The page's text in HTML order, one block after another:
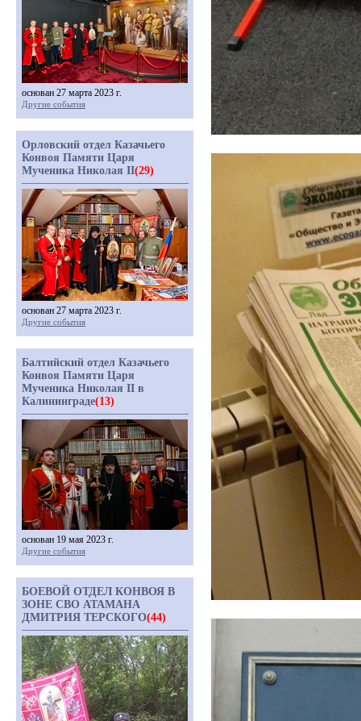
основан 27 марта 2023 г.
Другие события
Орловский отдел Казачьего
Конвоя Памяти Царя
Мученика Николая II(29)
основан 27 марта 2023 г.
Другие события
Балтийский отдел Казачьего
Конвоя Памяти Царя
Мученика Николая II в
Калининграде(13)
основан 19 мая 2023 г.
Другие события
БОЕВОЙ ОТДЕЛ КОНВОЯ В
ЗОНЕ СВО АТАМАНА
ДМИТРИЯ ТЕРСКОГО(44)